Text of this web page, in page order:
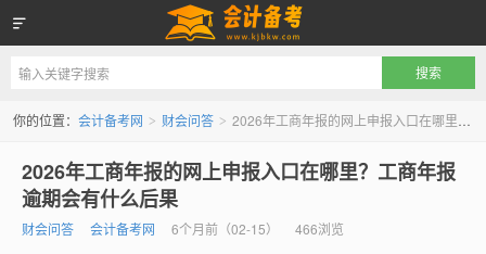
会计备考网
你的位置： 会计备考网 > 财会问答 > 2026年工商年报的网上申报入口在哪里？工商年报逾期会有什么后果
2026年工商年报的网上申报入口在哪里？工商年报
逾期会有什么后果
财会问答 会计备考网 6个月前（02-15） 466浏览